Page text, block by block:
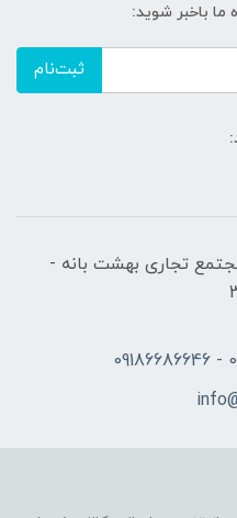
باخبر شوید:
ثبت‌نام
تجاری بهشت بانه -